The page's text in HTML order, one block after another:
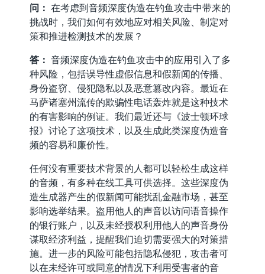
问： 在考虑到音频深度伪造在钓鱼攻击中带来的
挑战时，我们如何有效地应对相关风险、制定对
策和推进检测技术的发展？
答： 音频深度伪造在钓鱼攻击中的应用引入了多
种风险，包括误导性虚假信息和假新闻的传播、
身份盗窃、侵犯隐私以及恶意篡改内容。最近在
马萨诸塞州流传的欺骗性电话轰炸就是这种技术
的有害影响的例证。我们最近还与《波士顿环球
报》讨论了这项技术，以及生成此类深度伪造音
频的容易和廉价性。
任何没有重要技术背景的人都可以轻松生成这样
的音频，有多种在线工具可供选择。这些深度伪
造生成器产生的假新闻可能扰乱金融市场，甚至
影响选举结果。盗用他人的声音以访问语音操作
的银行账户，以及未经授权利用他人的声音身份
谋取经济利益，提醒我们迫切需要强大的对策措
施。进一步的风险可能包括隐私侵犯，攻击者可
以在未经许可或同意的情况下利用受害者的音